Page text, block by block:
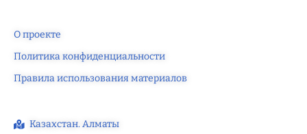
О проекте
Политика конфиденциальности
Правила использования материалов
Казахстан. Алматы